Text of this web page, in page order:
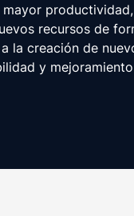
recursos de
la creación de
y